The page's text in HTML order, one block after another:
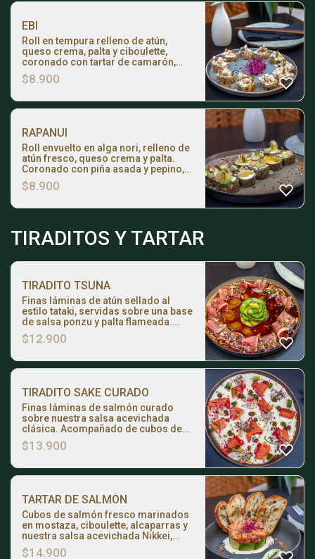
EBI
Roll en tempura relleno de atún,
queso crema, palta y ciboulette,
coronado con tartar de camarón,
bañado en salsa acevichada clásica.
$8.900
RAPANUI
Roll envuelto en alga nori, relleno de
atún fresco, queso crema y palta.
Coronado con piña asada y pepino,
bañado en nuestra refrescante salsa
acevichada de maracuyá.
$8.900
TIRADITOS Y TARTAR
TIRADITO TSUNA
Finas láminas de atún sellado al
estilo tataki, servidas sobre una base
de salsa ponzu y palta flameada.
Bañado en una reducción agridulce
de maracuyá, mix de sésamo
$12.900
TIRADITO SAKE CURADO
Finas láminas de salmón curado
sobre nuestra salsa acevichada
clásica. Acompañado de cubos de
palta flameada, refrescante
chalaquita y el toque final de
$13.900
TARTAR DE SALMÓN
Cubos de salmón fresco marinados
en mostaza, ciboulette, alcaparras y
nuestra salsa acevichada Nikkei,
montados sobre una fina corona de
$14.900